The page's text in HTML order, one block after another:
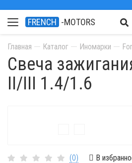
FRENCH -MOTORS
Главная Каталог Иномарки
Свеча
II/III 1.4/1.6
(0) В